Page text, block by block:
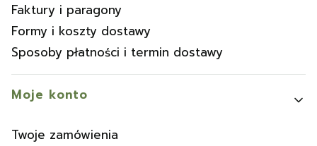
Faktury i paragony
Formy i koszty dostawy
Sposoby płatności i termin dostawy
Moje konto
Twoje zamówienia